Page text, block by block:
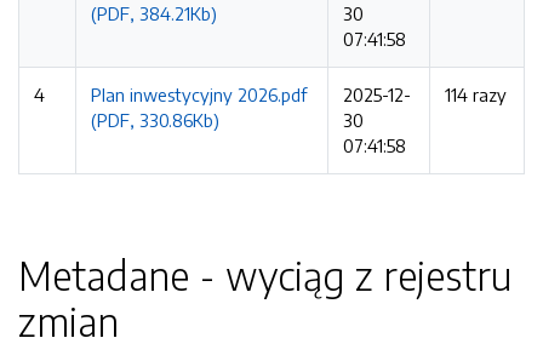
(PDF, 384.21Kb)
30
07:41:58
4
Plan inwestycyjny 2026.pdf
(PDF, 330.86Kb)
2025-12-
30
07:41:58
114 razy
Metadane - wyciąg z rejestru
zmian